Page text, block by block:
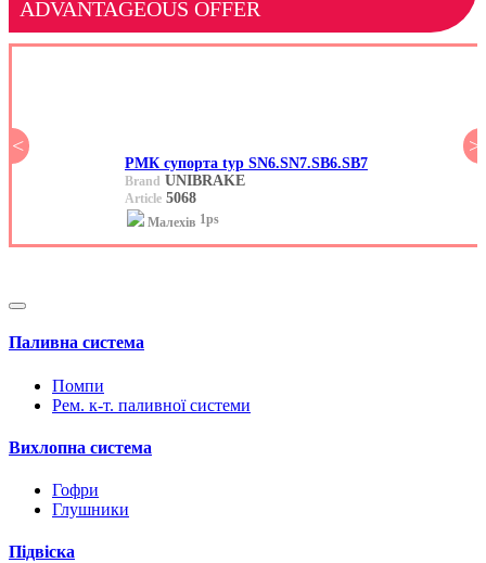
ADVANTAGEOUS OFFER
<
РМК супорта typ SN6.SN7.SB6.SB7
Brand UNIBRAKE
Article 5068
Малехів 1ps
>
Паливна система
Помпи
Рем. к-т. паливної системи
Вихлопна система
Гофри
Глушники
Підвіска